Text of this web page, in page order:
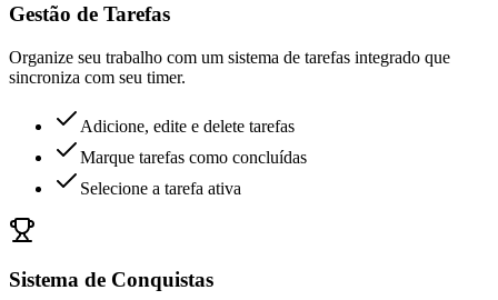
Gestão de Tarefas
Organize seu trabalho com um sistema de tarefas integrado que
sincroniza com seu timer.
Adicione, edite e delete tarefas
Marque tarefas como concluídas
Selecione a tarefa ativa
Sistema de Conquistas